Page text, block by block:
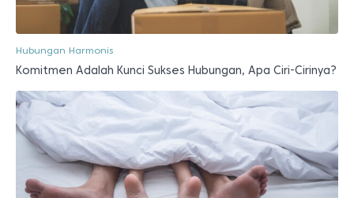
Hubungan Harmonis
Komitmen Adalah Kunci Sukses Hubungan, Apa Ciri-Cirinya?